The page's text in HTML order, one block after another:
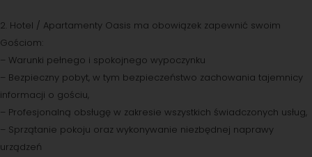
2. Hotel / Apartamenty Oasis ma obowiązek zapewnić swoim
Gościom:
– Warunki pełnego i spokojnego wypoczynku
– Bezpieczny pobyt, w tym bezpieczeństwo zachowania tajemnicy
informacji o gościu,
– Profesjonalną obsługę w zakresie wszystkich świadczonych usług,
– Sprzątanie pokoju oraz wykonywanie niezbędnej naprawy
urządzeń